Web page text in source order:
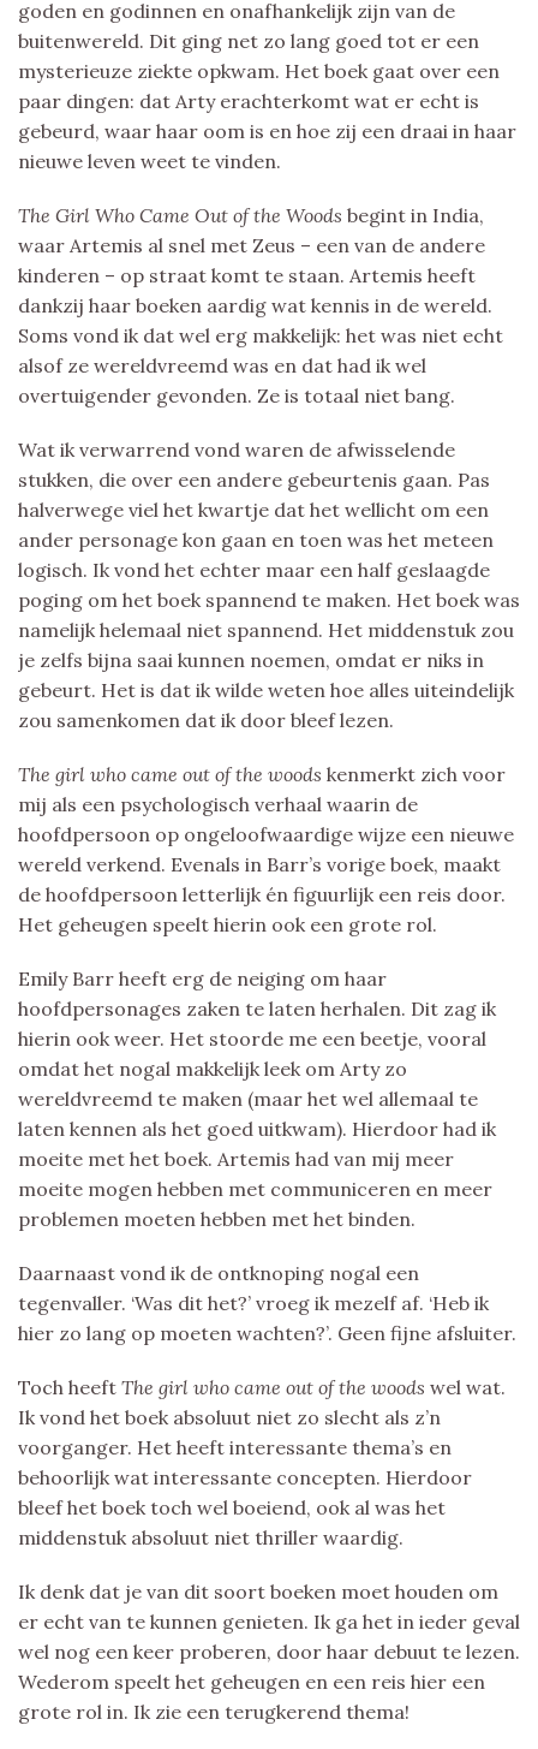
goden en godinnen en onafhankelijk zijn van de
buitenwereld. Dit ging net zo lang goed tot er een
mysterieuze ziekte opkwam. Het boek gaat over een
paar dingen: dat Arty erachterkomt wat er echt is
gebeurd, waar haar oom is en hoe zij een draai in haar
nieuwe leven weet te vinden.
The Girl Who Came Out of the Woods begint in India,
waar Artemis al snel met Zeus – een van de andere
kinderen – op straat komt te staan. Artemis heeft
dankzij haar boeken aardig wat kennis in de wereld.
Soms vond ik dat wel erg makkelijk: het was niet echt
alsof ze wereldvreemd was en dat had ik wel
overtuigender gevonden. Ze is totaal niet bang.
Wat ik verwarrend vond waren de afwisselende
stukken, die over een andere gebeurtenis gaan. Pas
halverwege viel het kwartje dat het wellicht om een
ander personage kon gaan en toen was het meteen
logisch. Ik vond het echter maar een half geslaagde
poging om het boek spannend te maken. Het boek was
namelijk helemaal niet spannend. Het middenstuk zou
je zelfs bijna saai kunnen noemen, omdat er niks in
gebeurt. Het is dat ik wilde weten hoe alles uiteindelijk
zou samenkomen dat ik door bleef lezen.
The girl who came out of the woods kenmerkt zich voor
mij als een psychologisch verhaal waarin de
hoofdpersoon op ongeloofwaardige wijze een nieuwe
wereld verkend. Evenals in Barr’s vorige boek, maakt
de hoofdpersoon letterlijk én figuurlijk een reis door.
Het geheugen speelt hierin ook een grote rol.
Emily Barr heeft erg de neiging om haar
hoofdpersonages zaken te laten herhalen. Dit zag ik
hierin ook weer. Het stoorde me een beetje, vooral
omdat het nogal makkelijk leek om Arty zo
wereldvreemd te maken (maar het wel allemaal te
laten kennen als het goed uitkwam). Hierdoor had ik
moeite met het boek. Artemis had van mij meer
moeite mogen hebben met communiceren en meer
problemen moeten hebben met het binden.
Daarnaast vond ik de ontknoping nogal een
tegenvaller. ‘Was dit het?’ vroeg ik mezelf af. ‘Heb ik
hier zo lang op moeten wachten?’. Geen fijne afsluiter.
Toch heeft The girl who came out of the woods wel wat.
Ik vond het boek absoluut niet zo slecht als z’n
voorganger. Het heeft interessante thema’s en
behoorlijk wat interessante concepten. Hierdoor
bleef het boek toch wel boeiend, ook al was het
middenstuk absoluut niet thriller waardig.
Ik denk dat je van dit soort boeken moet houden om
er echt van te kunnen genieten. Ik ga het in ieder geval
wel nog een keer proberen, door haar debuut te lezen.
Wederom speelt het geheugen en een reis hier een
grote rol in. Ik zie een terugkerend thema!